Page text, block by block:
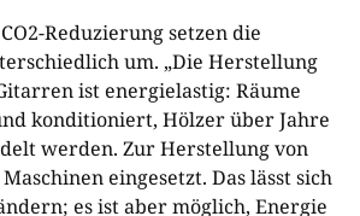
Reduzierung setzen die
um. „Die Herstellung
ist energielastig: Räume
konditioniert, Hölzer über Jahre
werden. Zur Herstellung von
eingesetzt. Das lässt sich
es ist aber möglich, Energie